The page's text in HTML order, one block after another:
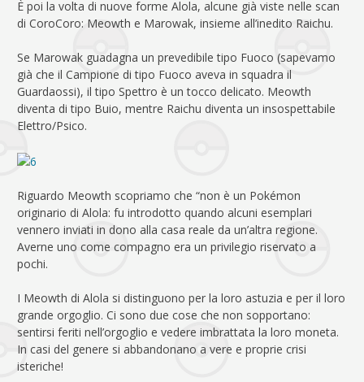
È poi la volta di nuove forme Alola, alcune già viste nelle scan
di CoroCoro: Meowth e Marowak, insieme all’inedito Raichu.
Se Marowak guadagna un prevedibile tipo Fuoco (sapevamo
già che il Campione di tipo Fuoco aveva in squadra il
Guardaossi), il tipo Spettro è un tocco delicato. Meowth
diventa di tipo Buio, mentre Raichu diventa un insospettabile
Elettro/Psico.
Riguardo Meowth scopriamo che “non è un Pokémon
originario di Alola: fu introdotto quando alcuni esemplari
vennero inviati in dono alla casa reale da un’altra regione.
Averne uno come compagno era un privilegio riservato a
pochi.
I Meowth di Alola si distinguono per la loro astuzia e per il loro
grande orgoglio. Ci sono due cose che non sopportano:
sentirsi feriti nell’orgoglio e vedere imbrattata la loro moneta.
In casi del genere si abbandonano a vere e proprie crisi
isteriche!